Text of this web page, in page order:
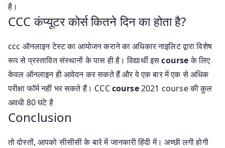
है।
CCC कंप्यूटर कोर्स कितने दिन का होता है?
ccc ऑनलाइन टेस्ट का आयोजन कराने का अधिकार नाइलिट द्वारा विशेष
रूप से प्रस्तावित संस्थानों के पास ही है। विद्यार्थी इसcourseके लिए
केवल ऑनलाइन ही आवेदन कर सकते हैं और वे एक बार में एक से अधिक
परीक्षा फॉर्म नहीं भर सकते हैं। CCCcourse2021 course की कुल
अवधी 80 घंटे है
Conclusion
तो दोस्तों, आपको सीसीसी के बारे में जानकारी हिंदी में। अच्छी लगी होगी